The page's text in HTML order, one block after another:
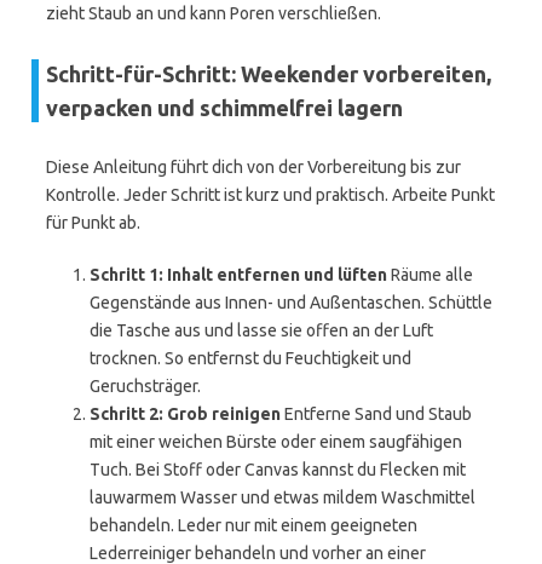
zieht Staub an und kann Poren verschließen.
Schritt-für-Schritt: Weekender vorbereiten,
verpacken und schimmelfrei lagern
Diese Anleitung führt dich von der Vorbereitung bis zur
Kontrolle. Jeder Schritt ist kurz und praktisch. Arbeite Punkt
für Punkt ab.
Schritt 1: Inhalt entfernen und lüftenRäume alle
Gegenstände aus Innen- und Außentaschen. Schüttle
die Tasche aus und lasse sie offen an der Luft
trocknen. So entfernst du Feuchtigkeit und
Geruchsträger.
Schritt 2: Grob reinigenEntferne Sand und Staub
mit einer weichen Bürste oder einem saugfähigen
Tuch. Bei Stoff oder Canvas kannst du Flecken mit
lauwarmem Wasser und etwas mildem Waschmittel
behandeln. Leder nur mit einem geeigneten
Lederreiniger behandeln und vorher an einer